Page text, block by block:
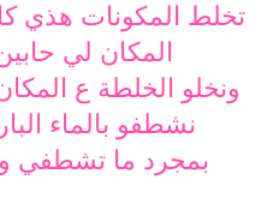
تخلط المكونات هذي
المكان لي
نشطفو بالماء
بمجرد ما تشطفي